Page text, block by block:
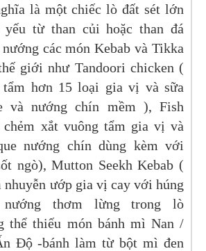
là một chiếc lò đất sét lớn
yếu từ than củi hoặc than đá
các món Kebab và Tikka
giới như Tandoori chicken (
tẩm hơn 15 loại gia vị và sữa
và nướng chín mềm ), Fish
xắt vuông tẩm gia vị và
nướng chín dùng kèm với
ngò), Mutton Seekh Kebab (
nhuyễn ướp gia vị cay với húng
thơm lừng trong lò
thể thiếu món bánh mì Nan /
Độ -bánh làm từ bột mì đen